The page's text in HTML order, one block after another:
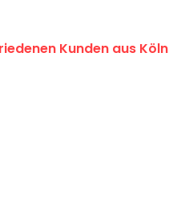
Kunden aus Köln